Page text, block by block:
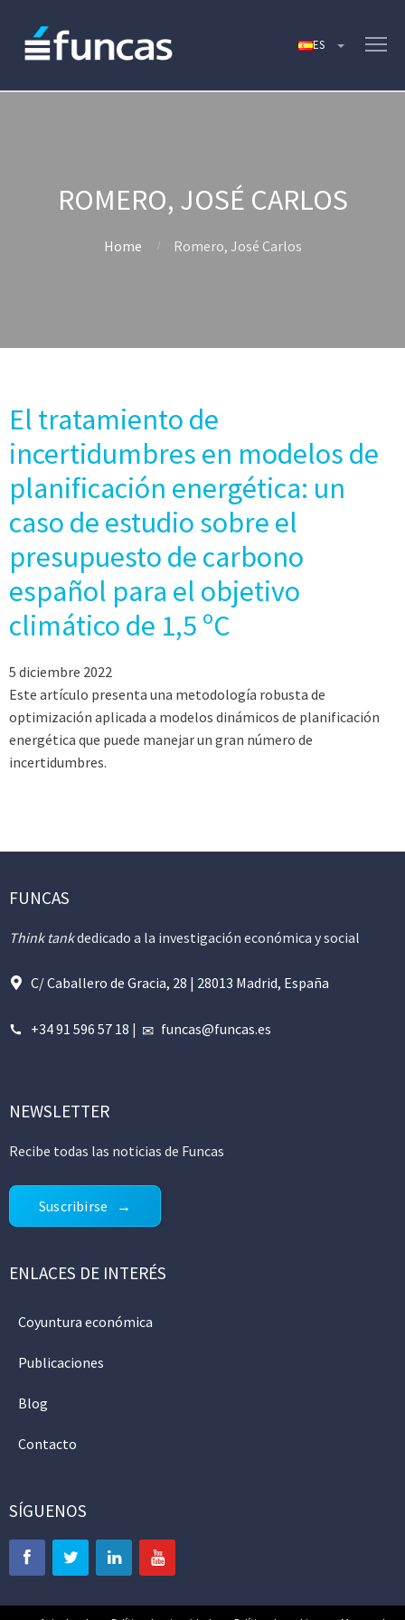
ROMERO, JOSÉ CARLOS
Home Romero, José Carlos
El tratamiento de
incertidumbres en modelos de
planificación energética: un
caso de estudio sobre el
presupuesto de carbono
español para el objetivo
climático de 1,5 ºC
5 diciembre 2022
Este artículo presenta una metodología robusta de
optimización aplicada a modelos dinámicos de planificación
energética que puede manejar un gran número de
incertidumbres.
FUNCAS
Think tankdedicado a la investigación económica y social
C/ Caballero de Gracia, 28 | 28013 Madrid, España
+34 91 596 57 18 | funcas@funcas.es
NEWSLETTER
Recibe todas las noticias de Funcas
Suscribirse
ENLACES DE INTERÉS
Coyuntura económica
Publicaciones
Blog
Contacto
SÍGUENOS